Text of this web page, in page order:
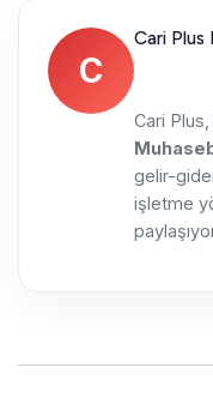
C
Cari Plus
Cari
gelir-
işletme